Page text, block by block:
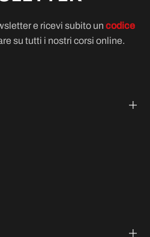
e ricevi subito un codice
su tutti i nostri corsi online.